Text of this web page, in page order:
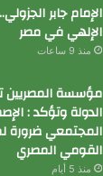
الإمام جابر
الإلهي في مصر
منذ 9 ساعات
مؤسسة
الدولة وتؤكد :
المجتمعي ضرورة
القومي المصري
منذ 5 أيام